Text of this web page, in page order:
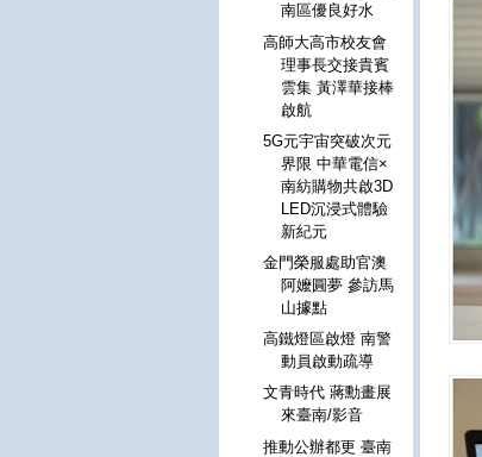
南區優良好水
高師大高市校友會
理事長交接貴賓
雲集 黃澤華接棒
啟航
5G元宇宙突破次元
界限 中華電信×
南紡購物共啟3D
LED沉浸式體驗
新紀元
金門榮服處助官澳
阿嬤圓夢 參訪馬
山據點
高鐵燈區啟燈 南警
動員啟動疏導
文青時代 蔣勳畫展
來臺南/影音
推動公辦都更 臺南